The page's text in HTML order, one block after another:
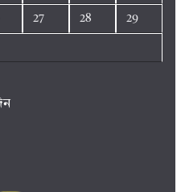
27 28 29